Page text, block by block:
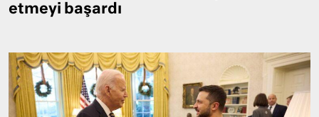
etmeyi başardı